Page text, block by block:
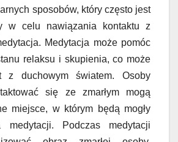
sposobów, który często jest
w celu nawiązania kontaktu z
Medytacja może pomóc
relaksu i skupienia, co może
z duchowym światem. Osoby
się ze zmarłym mogą
miejsce, w którym będą mogły
Podczas medytacji